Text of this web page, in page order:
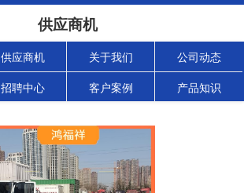
供应商机
供应商机 关于我们 公司动态
招聘中心 客户案例 产品知识